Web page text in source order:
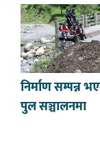
निर्माण सम्पन्न
पुल सञ्चालनमा